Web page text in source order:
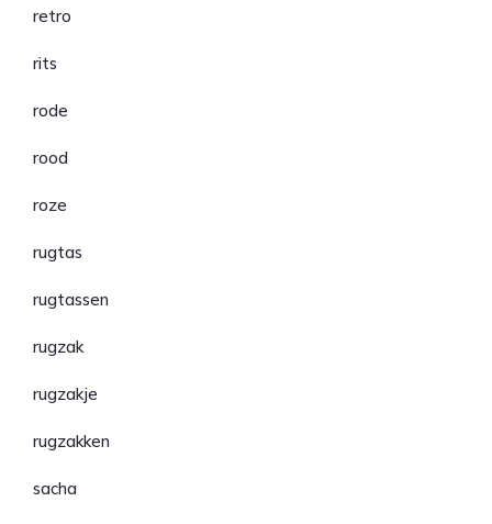
retro
rits
rode
rood
roze
rugtas
rugtassen
rugzak
rugzakje
rugzakken
sacha